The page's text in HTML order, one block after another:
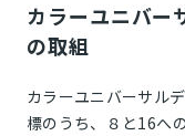
カラーユニバー
の取組
カラーユニバーサル
標のうち、８と16へ